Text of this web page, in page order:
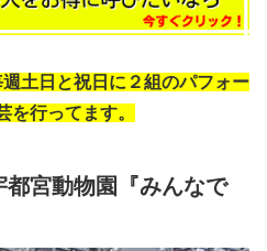
週土日と祝日に２組のパフォー
を行ってます。
都宮動物園『みんなで